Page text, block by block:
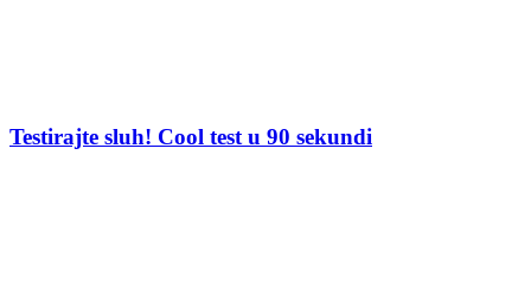
Testirajte sluh! Cool test u 90 sekundi